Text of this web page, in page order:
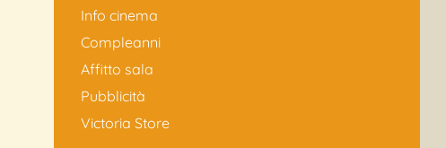
Info cinema
Compleanni
Affitto sala
Pubblicità
Victoria Store